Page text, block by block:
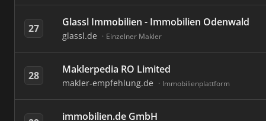
27 Glassl Immobilien - Immobilien Odenwald
glassl.de Einzelner Makler
28 Maklerpedia RO Limited
makler-empfehlung.de Immobilienplattform
immobilien.de GmbH